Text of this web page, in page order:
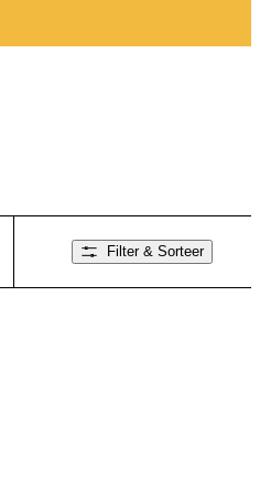
Filter & Sorteer